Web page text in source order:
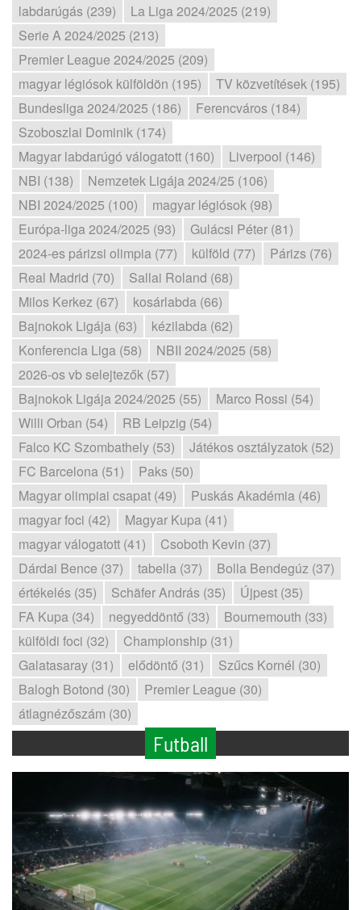
labdarúgás (239)
La Liga 2024/2025 (219)
Serie A 2024/2025 (213)
Premier League 2024/2025 (209)
magyar légiósok külföldön (195)
TV közvetítések (195)
Bundesliga 2024/2025 (186)
Ferencváros (184)
Szoboszlai Dominik (174)
Magyar labdarúgó válogatott (160)
Liverpool (146)
NBI (138)
Nemzetek Ligája 2024/25 (106)
NBI 2024/2025 (100)
magyar légiósok (98)
Európa-liga 2024/2025 (93)
Gulácsi Péter (81)
2024-es párizsi olimpia (77)
külföld (77)
Párizs (76)
Real Madrid (70)
Sallai Roland (68)
Milos Kerkez (67)
kosárlabda (66)
Bajnokok Ligája (63)
kézilabda (62)
Konferencia Liga (58)
NBII 2024/2025 (58)
2026-os vb selejtezők (57)
Bajnokok Ligája 2024/2025 (55)
Marco Rossi (54)
Willi Orban (54)
RB Leipzig (54)
Falco KC Szombathely (53)
Játékos osztályzatok (52)
FC Barcelona (51)
Paks (50)
Magyar olimpiai csapat (49)
Puskás Akadémia (46)
magyar foci (42)
Magyar Kupa (41)
magyar válogatott (41)
Csoboth Kevin (37)
Dárdai Bence (37)
tabella (37)
Bolla Bendegúz (37)
értékelés (35)
Schäfer András (35)
Újpest (35)
FA Kupa (34)
negyeddöntő (33)
Bournemouth (33)
külföldi foci (32)
Championship (31)
Galatasaray (31)
elődöntő (31)
Szűcs Kornél (30)
Balogh Botond (30)
Premier League (30)
átlagnézőszám (30)
Futball